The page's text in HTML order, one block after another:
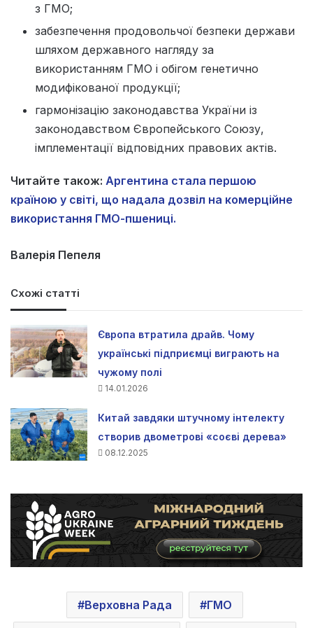
з ГМО;
забезпечення продовольчої безпеки держави
шляхом державного нагляду за
використанням ГМО і обігом генетично
модифікованої продукції;
гармонізацію законодавства України із
законодавством Європейського Союзу,
імплементації відповідних правових актів.
Читайте також: Аргентина стала першою
країною у світі, що надала дозвіл на комерційне
використання ГМО-пшениці.
Валерія Пепеля
Схожі статті
Європа втратила драйв. Чому
українські підприємці виграють на
чужому полі
14.01.2026
Китай завдяки штучному інтелекту
створив двометрові «соєві дерева»
08.12.2025
Верховна Рада ГМО